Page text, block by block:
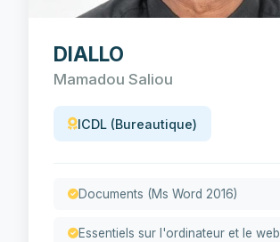
DIALLO
Mamadou Saliou
ICDL (Bureautique)
Documents (Ms Word 2016)
Essentiels sur l'ordinateur et le web